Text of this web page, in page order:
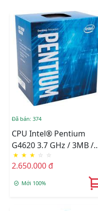
Đã bán: 374
CPU Intel® Pentium
G4620 3.7 GHz / 3MB /
HD 600 Series Graphics /
Kabylake
★ ★ ★ ☆ ☆
2.650.000 đ
Mới 100%